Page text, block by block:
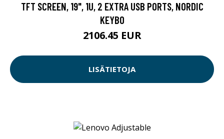
TFT SCREEN, 19", 1U, 2 EXTRA USB PORTS, NORDIC
KEYBO
2106.45 EUR
LISÄTIETOJA